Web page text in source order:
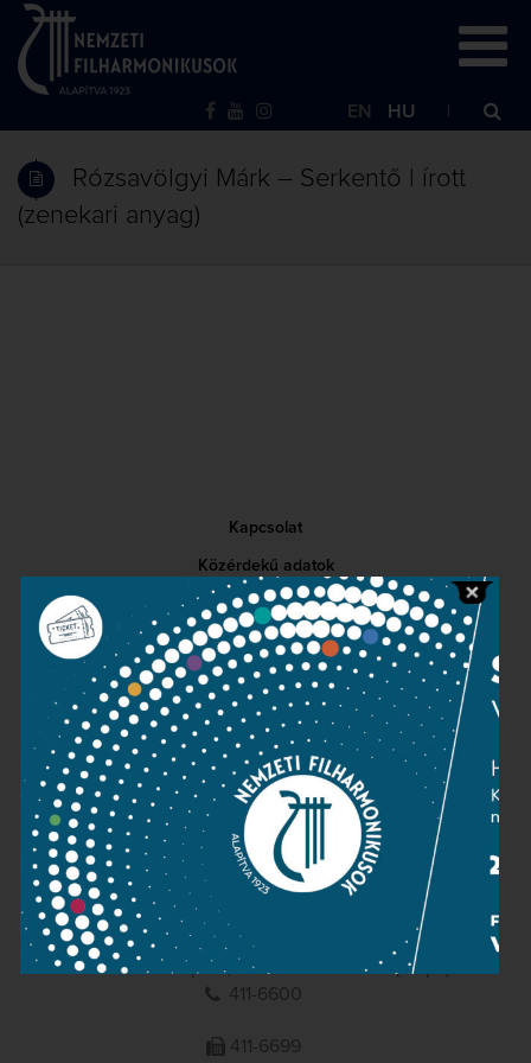
EN HU
Rózsavölgyi Márk – Serkentő | írott
(zenekari anyag)
Kapcsolat
Közérdekű adatok
Sajtószoba
Adatvédelem
Impresszum
NEMZETI
FILHARMONIKUSOK
1095 Budapest, Komor Marcell u. 1. (Müpa)
411-6600
411-6699